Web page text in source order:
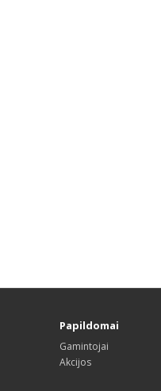
Papildomai
Gamintojai
Akcijos